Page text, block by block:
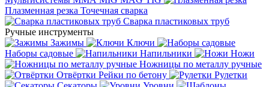
Плазменная резка Точечная сварка
Cварка пластиковых труб
Ручные инструменты
Зажимы
Ключи
Наборы садовые
Напильники
Ножи
Ножницы по металлу ручные
Отвёртки Рейки по бетону
Рулетки